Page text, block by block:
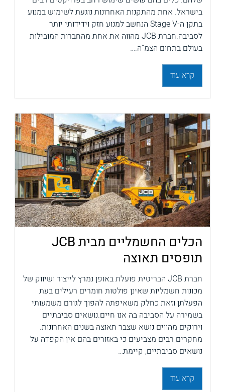
בישראל. אחת מהתקנות האחרונות נוגעת לשימוש במנוע
בתקן ה-Stage V הנחשב למנוע חזק וידידותי יותר
לסביבה.חברת JCB מהווה את אחת מהחברות המובילות
בעולם בתחום הצמ"ה.…
קרא עוד
הכלים החשמליים מבית JCB
תופסים תאוצה
חברת JCB הבריטית פועלת באופן נמרץ לייצור ושיווק של
מכונות חשמליות שאינן פולטות חומרים רעילים בעת
הפעלתן וזאת כחלק משאיפתה להפוך לגורם משמעותי
בשמירה על הסביבה בה אנו חיים.נושאים סביבתיים
וירוקים מהווים נושא שצבר תאוצה בשנים האחרונות.
מחקרים רבים מצביעים כי באזורים בהם אין הקפדה על
נושאים סביבתיים, קיימת…
קרא עוד